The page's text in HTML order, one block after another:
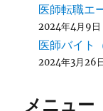
医師転職エ
2024年4月9日
医師バイト
2024年3月26
メニュー